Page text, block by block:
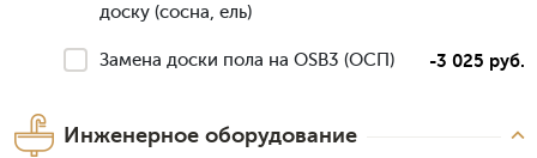
доску (сосна, ель)
Замена доски пола на OSB3 (ОСП) -3 025 руб.
Инженерное оборудование